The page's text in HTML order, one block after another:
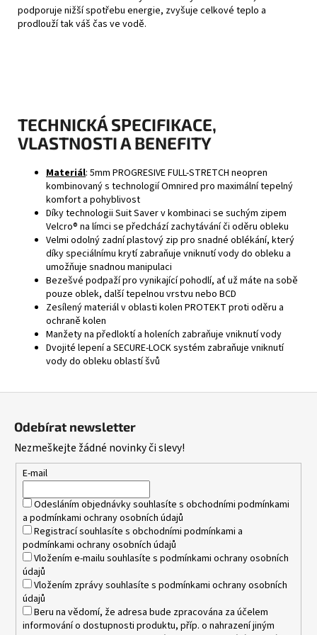
podporuje nižší spotřebu energie, zvyšuje celkové teplo a
prodlouží tak váš čas ve vodě.
TECHNICKÁ SPECIFIKACE,
VLASTNOSTI A BENEFITY
Materiál: 5mm PROGRESIVE FULL-STRETCH neopren
kombinovaný s technologií Omnired pro maximální tepelný
komfort a pohyblivost
Díky technologii Suit Saver v kombinaci se suchým zipem
Velcro® na límci se předchází zachytávání či oděru obleku
Velmi odolný zadní plastový zip pro snadné oblékání, který
díky speciálnímu krytí zabraňuje vniknutí vody do obleku a
umožňuje snadnou manipulaci
Bezešvé podpaží pro vynikající pohodlí, ať už máte na sobě
pouze oblek, další tepelnou vrstvu nebo BCD
Zesílený materiál v oblasti kolen PROTEKT proti oděru a
ochraně kolen
Manžety na předloktí a holeních zabraňuje vniknutí vody
Dvojité lepení a SECURE-LOCK systém zabraňuje vniknutí
vody do obleku oblastí švů
Odebírat newsletter
Nezmeškejte žádné novinky či slevy!
E-mail
Odesláním objednávky souhlasíte s obchodními podmínkami
a podmínkami ochrany osobních údajů
Registrací souhlasíte s obchodními podmínkami a
podmínkami ochrany osobních údajů
Vložením e-mailu souhlasíte s podmínkami ochrany osobních
údajů
Vložením zprávy souhlasíte s podmínkami ochrany osobních
údajů
Beru na vědomí, že adresa bude zpracována za účelem
informování o dostupnosti produktu, příp. o nahrazení jiným